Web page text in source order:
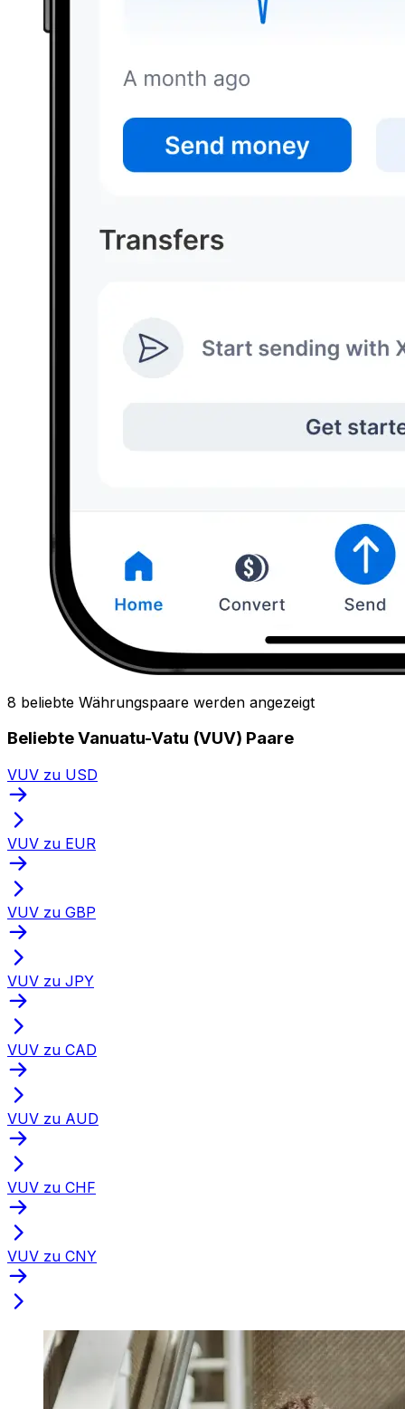
8 beliebte Währungspaare werden angezeigt
Beliebte Vanuatu-Vatu (VUV) Paare
VUV zu USD
VUV zu EUR
VUV zu GBP
VUV zu JPY
VUV zu CAD
VUV zu AUD
VUV zu CHF
VUV zu CNY